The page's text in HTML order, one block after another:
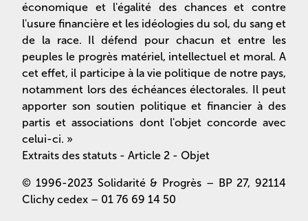
économique et l'égalité des chances et contre
l'usure financière et les idéologies du sol, du sang et
de la race. Il défend pour chacun et entre les
peuples le progrès matériel, intellectuel et moral. A
cet effet, il participe à la vie politique de notre pays,
notamment lors des échéances électorales. Il peut
apporter son soutien politique et financier à des
partis et associations dont l'objet concorde avec
celui-ci. »
Extraits des statuts - Article 2 - Objet
© 1996-2023 Solidarité & Progrès – BP 27, 92114
Clichy cedex – 01 76 69 14 50